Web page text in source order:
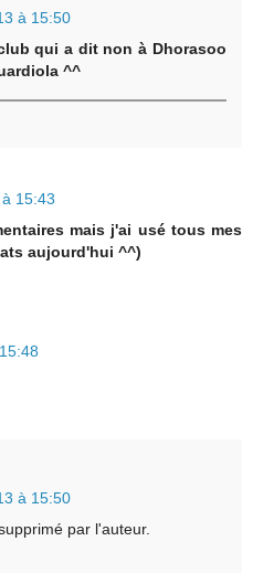
à 15:50
qui a dit non à Dhorasoo
^^
15:43
mais j'ai usé tous mes
aujourd'hui ^^)
à 15:50
par l'auteur.